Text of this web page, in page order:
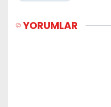
YORUMLAR